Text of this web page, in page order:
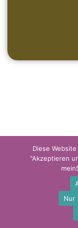
(C) meinsprachkurs.de
Diese
"Akzeptieren
Nur